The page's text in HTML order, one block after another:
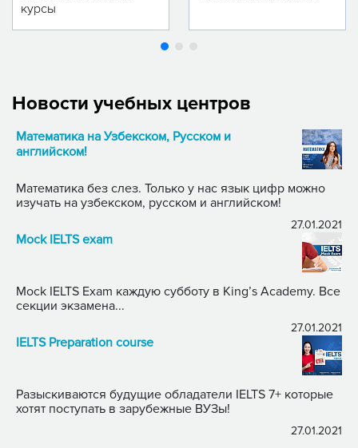
курсы
Новости учебных центров
Математика на Узбекском, Русском и
английском!
Математика без слез. Только у нас язык цифр можно
изучать на узбекском, русском и английском!
27.01.2021
Mock IELTS exam
Mock IELTS Exam каждую субботу в King’s Academy. Все
секции экзамена...
27.01.2021
IELTS Preparation course
Разыскиваются будущие обладатели IELTS 7+ которые
хотят поступать в зарубежные ВУЗы!
27.01.2021